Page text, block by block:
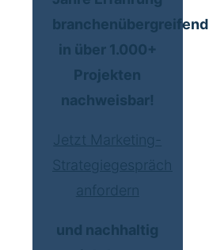
branchenübergreifend
in über 1.000+
Projekten
nachweisbar!
Jetzt Marketing-
Strategiegespräch
anfordern
und nachhaltig